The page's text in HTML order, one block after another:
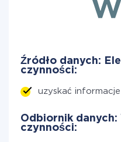
Źródło danych:
czynności:
uzyskać informacje
Odbiornik danych:
czynności: